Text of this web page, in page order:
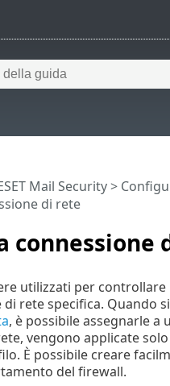
connessione
Mail Security>
di rete
utilizzati per controllare
rete specifica. Quando
, è possibile assegnarle
vengono applicate
È possibile creare
del firewall.